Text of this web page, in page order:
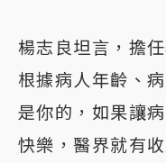
楊志良坦言，擔
根據病人年齡、
是你的，如果讓
快樂，醫界就有